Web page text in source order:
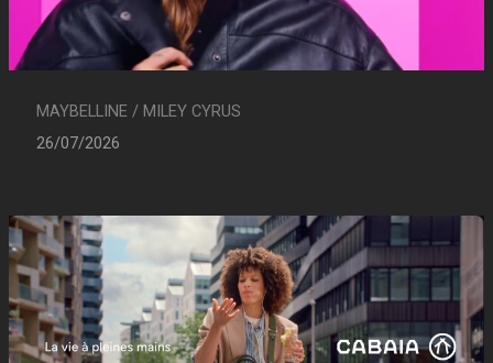
MAYBELLINE / MILEY CYRUS
26/07/2026